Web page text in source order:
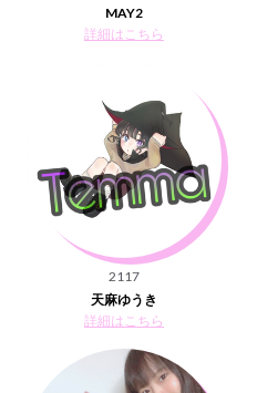
MAY2
詳細はこちら
2117
天麻ゆうき
詳細はこちら